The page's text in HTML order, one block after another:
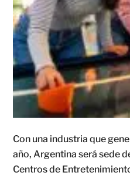
Con una industria que
año, Argentina será sede
Centros de